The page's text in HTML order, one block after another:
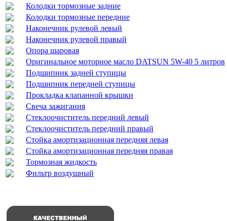
Колодки тормозные задние
Колодки тормозные передние
Наконечник рулевой левый
Наконечник рулевой правый
Опора шаровая
Оригинальное моторное масло DATSUN 5W-40 5 литров
Подшипник задней ступицы
Подшипник передней ступицы
Прокладка клапанной крышки
Свеча зажигания
Стеклоочиститель передний левый
Стеклоочиститель передний правый
Стойка амортизационная передняя левая
Стойка амортизационная передняя правая
Тормозная жидкость
Фильтр воздушный